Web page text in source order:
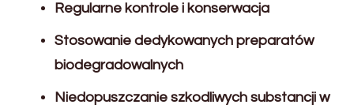
Regularne kontrole i konserwacja
Stosowanie dedykowanych preparatów
biodegradowalnych
Niedopuszczanie szkodliwych substancji w